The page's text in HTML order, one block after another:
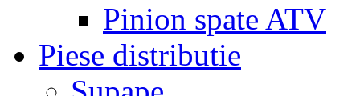
Pinion spate ATV
Piese distributie